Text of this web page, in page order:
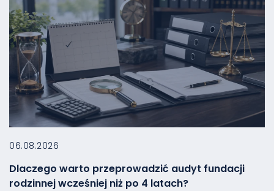
06.08.2026
Dlaczego warto przeprowadzić audyt fundacji
rodzinnej wcześniej niż po 4 latach?